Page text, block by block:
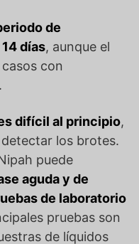
de
días, aunque el
con
.
difícil al principio,
los brotes.
puede
aguda y de
de laboratorio
pruebas son
de líquidos